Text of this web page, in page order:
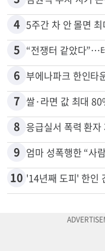
4 5주간 차 안 몰면
5 “전쟁터 같았다”…
6 부에나파크 한인타
7 쌀·라면 값 최대
8 응급실서 폭력 환
9
10 '14년째 도피' 한인